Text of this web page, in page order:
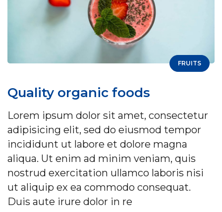
FRUITS
Quality organic foods
Lorem ipsum dolor sit amet, consectetur
adipisicing elit, sed do eiusmod tempor
incididunt ut labore et dolore magna
aliqua. Ut enim ad minim veniam, quis
nostrud exercitation ullamco laboris nisi
ut aliquip ex ea commodo consequat.
Duis aute irure dolor in re